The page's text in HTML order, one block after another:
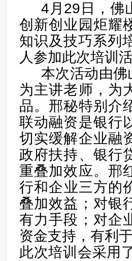
4月29日，佛
创新创业园炬耀
知识及技巧系列
人参加此次培训活
本次活动由
为主讲老师，为
品。邢秘特别介
联动融资是银行
切实缓解企业融
政府扶持、银行
重叠加效应。邢
行和企业三方的
叠加效益；对银
有力手段；对企
资金支持，有利
此次培训会采用